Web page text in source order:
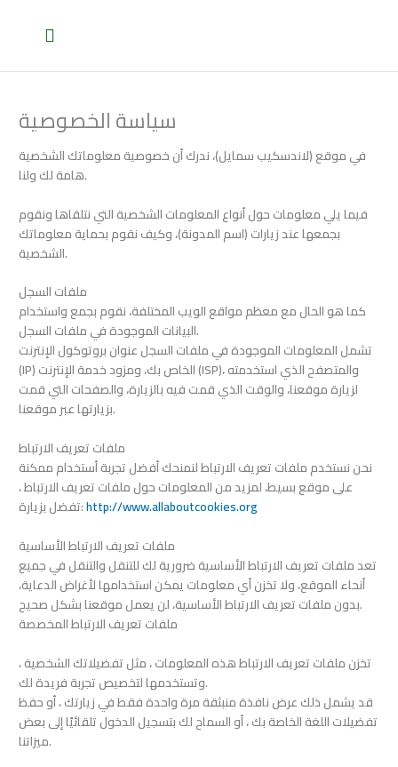
سياسة الخصوصية
في موقع (لاندسكيب سمايل)، ندرك أن خصوصية معلوماتك الشخصية
هامة لك ولنا.
فيما يلي معلومات حول أنواع المعلومات الشخصية التي نتلقاها ونقوم
بجمعها عند زيارات (اسم المدونة)، وكيف نقوم بحماية معلوماتك
الشخصية.
ملفات السجل
كما هو الحال مع معظم مواقع الويب المختلفة، نقوم بجمع واستخدام
البيانات الموجودة في ملفات السجل.
تشمل المعلومات الموجودة في ملفات السجل عنوان بروتوكول الإنترنت
(IP) الخاص بك، ومزود خدمة الإنترنت (ISP)، والمتصفح الذي استخدمته
لزيارة موقعنا، والوقت الذي قمت فيه بالزيارة، والصفحات التي قمت
بزيارتها عبر موقعنا.
ملفات تعريف الارتباط
نحن نستخدم ملفات تعريف الارتباط لنمنحك أفضل تجربة أستخدام ممكنة
على موقع بسيط، لمزيد من المعلومات حول ملفات تعريف الارتباط ،
تفضل بزيارة:http://www.allaboutcookies.org
ملفات تعريف الارتباط الأساسية
تعد ملفات تعريف الارتباط الأساسية ضرورية لك للتنقل والتنقل في جميع
أنحاء الموقع، ولا تخزن أي معلومات يمكن استخدامها لأغراض الدعاية،
بدون ملفات تعريف الارتباط الأساسية، لن يعمل موقعنا بشكل صحيح.
ملفات تعريف الارتباط المخصصة
تخزن ملفات تعريف الارتباط هذه المعلومات ، مثل تفضيلاتك الشخصية ،
وتستخدمها لتخصيص تجربة فريدة لك.
قد يشمل ذلك عرض نافذة منبثقة مرة واحدة فقط في زيارتك ، أو حفظ
تفضيلات اللغة الخاصة بك ، أو السماح لك بتسجيل الدخول تلقائيًا إلى بعض
ميزاتنا.